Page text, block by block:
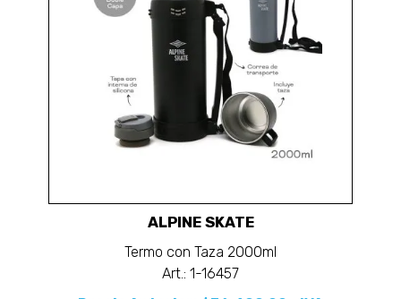
ALPINE SKATE
Termo con Taza 2000ml
Art.: 1-16457